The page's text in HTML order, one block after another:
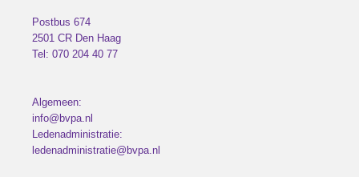
Postbus 674
2501 CR Den Haag
Tel: 070 204 40 77
Algemeen:
info@bvpa.nl
Ledenadministratie:
ledenadministratie@bvpa.nl